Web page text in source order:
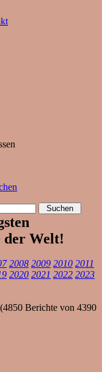
der Welt!
2008 2009 2010 2011
2020 2021 2022 2023
(4850 Berichte von 4390